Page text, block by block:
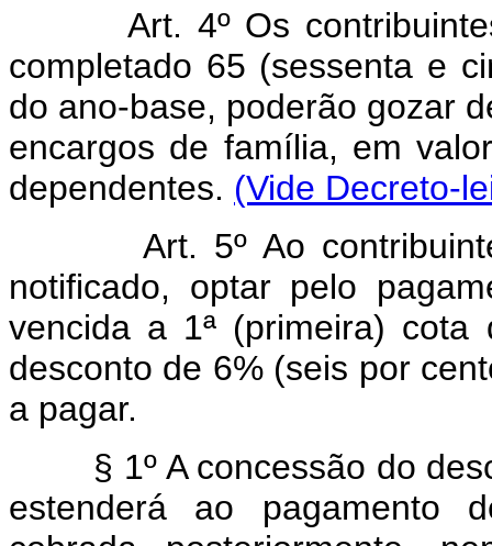
Art. 4º Os
completado 65 (sessenta e
do ano-base, poderão gozar
encargos de família, em
dependentes. (Vide Decreto-
Art. 5º Ao
notificado, optar pelo
vencida a 1ª (primeira) cota
desconto de 6% (seis por
a pagar.
§ 1º A concessão do
estenderá ao pagamento